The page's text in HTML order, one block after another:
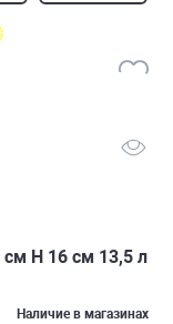
H 16 см 13,5 л
Наличие в магазинах